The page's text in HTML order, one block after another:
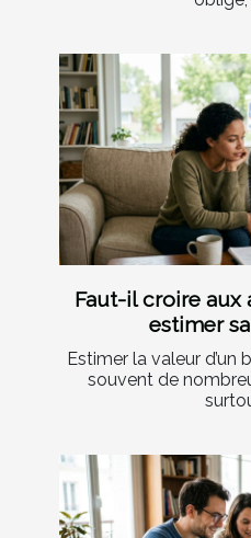
Faut-il croire
estimer
Estimer la valeur d’un
souvent de